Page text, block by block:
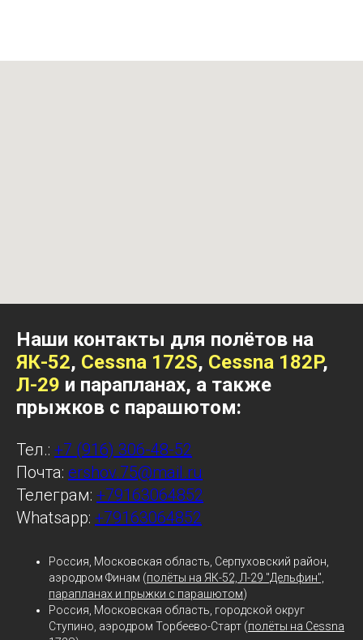
Наши контакты для полётов на
ЯК-52, Cessna 172S, Cessna 182P,
Л-29 и парапланах, а также
прыжков с парашютом:
Тел.: +7 (916) 306-48-52
Почта: ershov.75@mail.ru
Телеграм: +79163064852
Whatsapp: +79163064852
Россия, Московская область, Серпуховский район,
аэродром Финам (полёты на ЯК-52, Л-29 "Дельфин",
парапланах и прыжки с парашютом)
Россия, Московская область, городской округ
Ступино, аэродром Торбеево-Старт (полёты на Cessna